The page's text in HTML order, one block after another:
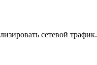
сетевой трафик.